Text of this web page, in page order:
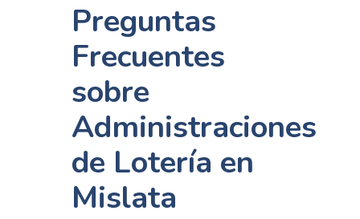
Preguntas
Frecuentes
sobre
Administraciones
de Lotería en
Mislata